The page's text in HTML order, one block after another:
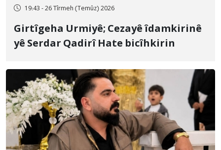
19:43 - 26 Tîrmeh (Temûz) 2026
Girtîgeha Urmiyê; Cezayê îdamkirinê
yê Serdar Qadirî Hate bicîhkirin